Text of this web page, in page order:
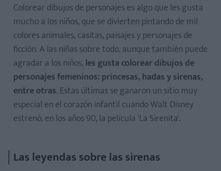
Colorear dibujos de personajes es algo que les gusta
mucho a los niños, que se divierten pintando de mil
colores animales, casitas, paisajes y personajes de
ficción. A las niñas sobre todo, aunque también puede
agradar a los niños,les gusta colorear dibujos de
personajes femeninos: princesas, hadas y sirenas,
entre otras. Estas últimas se ganaron un sitio muy
especial en el corazón infantil cuando Walt Disney
estrenó, en los años 90, la película 'La Sirenita'.
Las leyendas sobre las sirenas